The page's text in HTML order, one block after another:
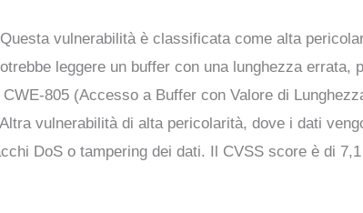
vulnerabilità è classificata come alta
leggere un buffer con una lunghezza
805 (Accesso a Buffer con Valore di
vulnerabilità di alta pericolarità, dove i dati
DoS o tampering dei dati. Il CVSS score è di